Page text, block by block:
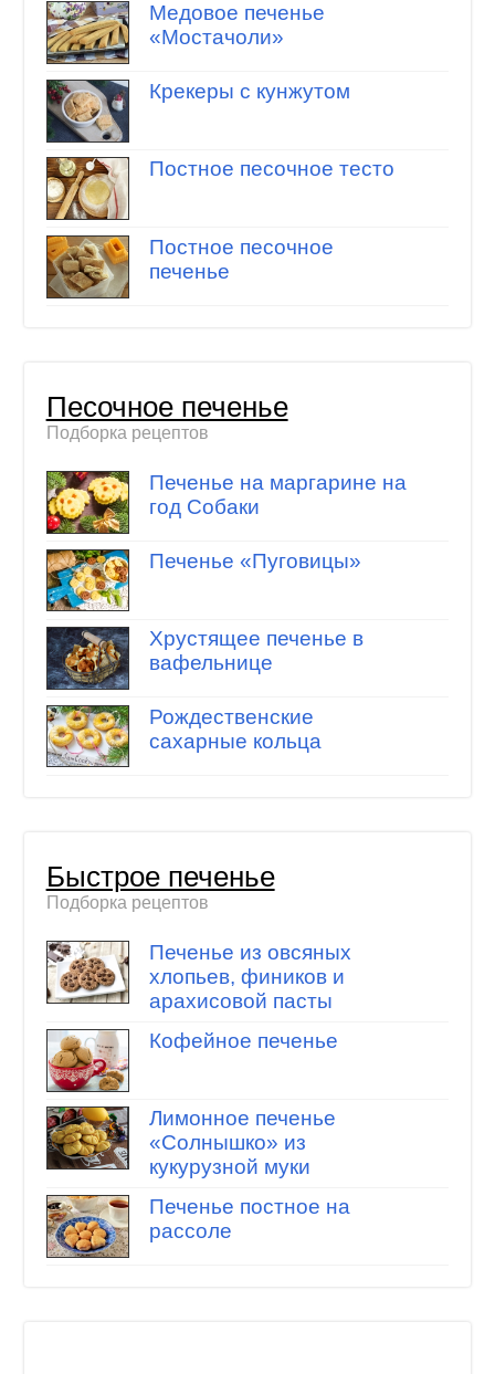
Медовое печенье
«Мостачоли»
Крекеры с кунжутом
Постное песочное тесто
Постное песочное
печенье
Песочное печенье
Подборка рецептов
Печенье на маргарине на
год Собаки
Печенье «Пуговицы»
Хрустящее печенье в
вафельнице
Рождественские
сахарные кольца
Быстрое печенье
Подборка рецептов
Печенье из овсяных
хлопьев, фиников и
арахисовой пасты
Кофейное печенье
Лимонное печенье
«Солнышко» из
кукурузной муки
Печенье постное на
рассоле